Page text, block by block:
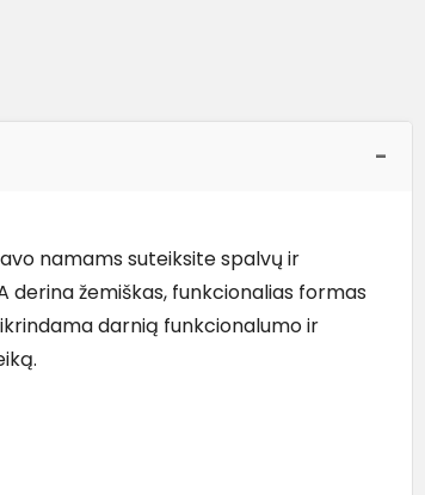
namams suteiksite spalvų ir
derina žemiškas, funkcionalias formas
darnią funkcionalumo ir